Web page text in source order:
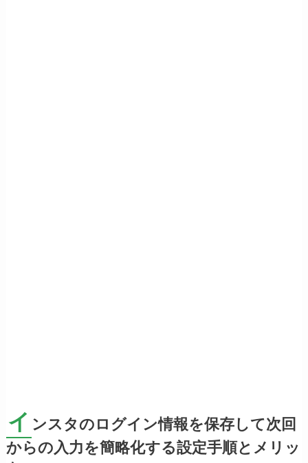
イ ンスタのログイン情報を保存して次回
からの入力を簡略化する設定手順とメリッ